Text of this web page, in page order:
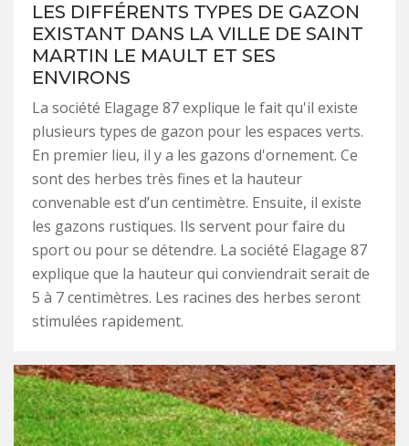
LES DIFFÉRENTS TYPES DE GAZON
EXISTANT DANS LA VILLE DE SAINT
MARTIN LE MAULT ET SES
ENVIRONS
La société Elagage 87 explique le fait qu'il existe
plusieurs types de gazon pour les espaces verts.
En premier lieu, il y a les gazons d'ornement. Ce
sont des herbes très fines et la hauteur
convenable est d’un centimètre. Ensuite, il existe
les gazons rustiques. Ils servent pour faire du
sport ou pour se détendre. La société Elagage 87
explique que la hauteur qui conviendrait serait de
5 à 7 centimètres. Les racines des herbes seront
stimulées rapidement.